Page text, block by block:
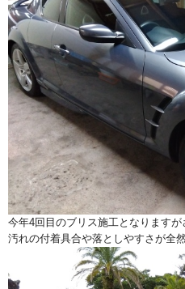
今年4回目のブリス施工となりますが
汚れの付着具合や落としやすさが全然